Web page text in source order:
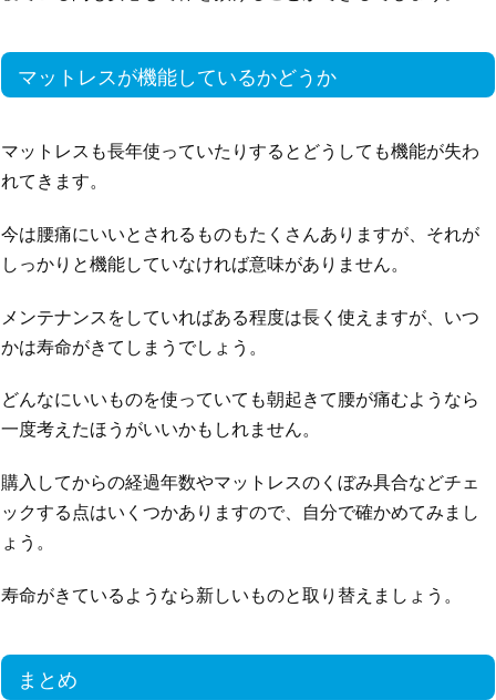
マットレスが機能しているかどうか
マットレスも長年使っていたりするとどうしても機能が失わ
れてきます。
今は腰痛にいいとされるものもたくさんありますが、それが
しっかりと機能していなければ意味がありません。
メンテナンスをしていればある程度は長く使えますが、いつ
かは寿命がきてしまうでしょう。
どんなにいいものを使っていても朝起きて腰が痛むようなら
一度考えたほうがいいかもしれません。
購入してからの経過年数やマットレスのくぼみ具合などチェ
ックする点はいくつかありますので、自分で確かめてみまし
ょう。
寿命がきているようなら新しいものと取り替えましょう。
まとめ